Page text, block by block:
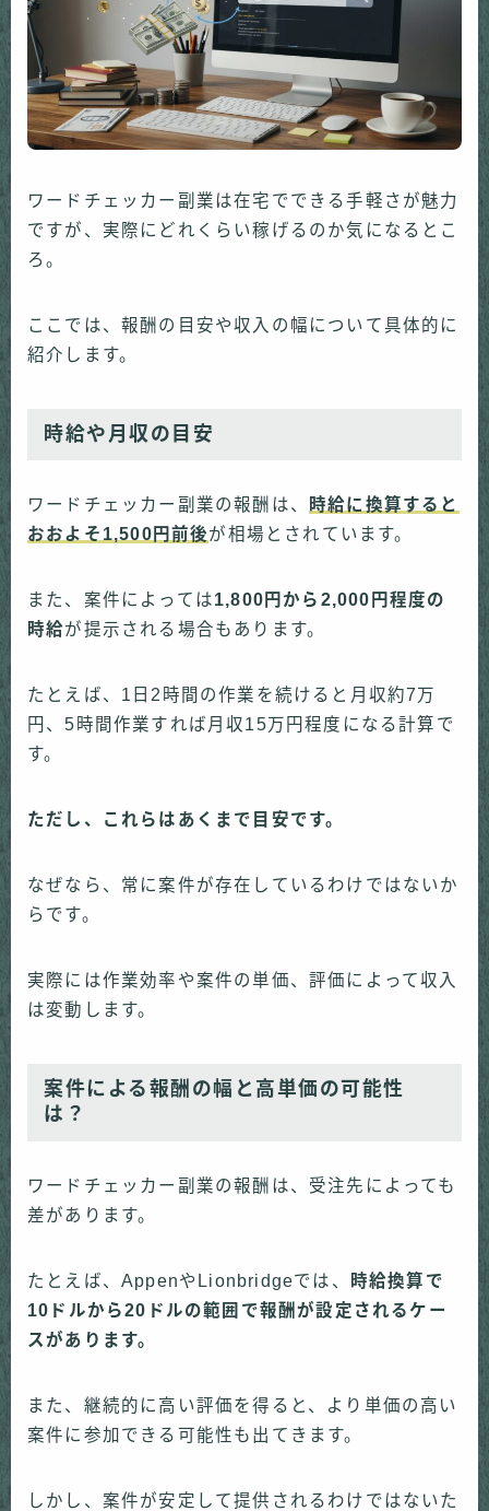
ワードチェッカー副業は在宅でできる手軽さが魅力
ですが、実際にどれくらい稼げるのか気になるとこ
ろ。
ここでは、報酬の目安や収入の幅について具体的に
紹介します。
時給や月収の目安
ワードチェッカー副業の報酬は、
時給に換算すると
おおよそ1,500円前後が相場とされています。
また、案件によっては1,800円から2,000円程度の
時給が提示される場合もあります。
たとえば、1日2時間の作業を続けると月収約7万
円、5時間作業すれば月収15万円程度になる計算で
す。
ただし、これらはあくまで目安です。
なぜなら、常に案件が存在しているわけではないか
らです。
実際には作業効率や案件の単価、評価によって収入
は変動します。
案件による報酬の幅と高単価の可能性
は？
ワードチェッカー副業の報酬は、受注先によっても
差があります。
たとえば、AppenやLionbridgeでは、
時給換算で
10ドルから20ドルの範囲で報酬が設定されるケー
スがあります。
また、継続的に高い評価を得ると、より単価の高い
案件に参加できる可能性も出てきます。
しかし、案件が安定して提供されるわけではないた